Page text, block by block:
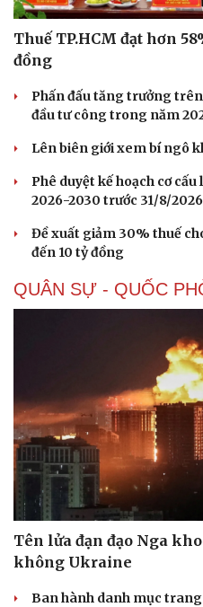
Thuế TP.HCM đạt hơn
đồng
Phấn đấu tăng trưởng
đầu tư công trong năm
Lên biên giới xem bí ngô
Phê duyệt kế hoạch cơ
2026-2030 trước 31/8/2026
Đề xuất giảm 30% thuế
đến 10 tỷ đồng
QUÂN SỰ - QUỐC
Tên lửa đạn đạo Nga
không Ukraine
Ban hành danh mục